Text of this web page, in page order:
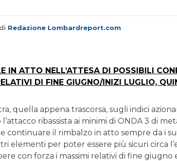
di Redazione Lombardreport.com
IN ATTO NELL’ATTESA DI POSSIBILI
DI FINE GIUGNO/INIZI LUGLIO,
quella appena trascorsa, sugli indici
ribassista ai minimi di ONDA 3 di
continuare il rimbalzo in atto sempre da i
elementi per poter essere più sicuri circa
con forza i massimi relativi di fine